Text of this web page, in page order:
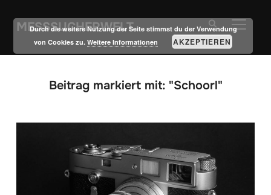
MESSSUCHERWELT
Beitrag markiert mit: "Schoorl"
Durch die weitere Nutzung der Seite stimmst du der Verwendung
von Cookies zu.Weitere Informationen AKZEPTIEREN